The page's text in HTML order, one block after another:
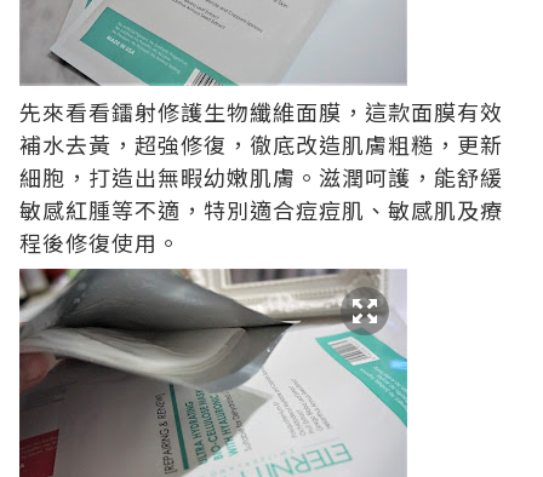
先來看看鐳射修護生物纖維面膜，這款面膜有效
補水去黃，超強修復，徹底改造肌膚粗糙，更新
細胞，打造出無暇幼嫩肌膚。滋潤呵護，能舒緩
敏感紅腫等不適，特別適合痘痘肌、敏感肌及療
程後修復使用。